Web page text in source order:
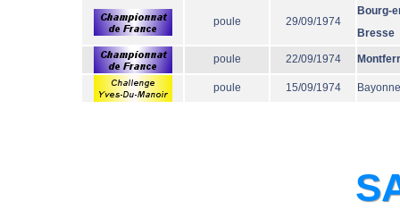
poule 29/09/1974
Bourg-
Bresse
poule 22/09/1974
poule 15/09/1974 Bayonne